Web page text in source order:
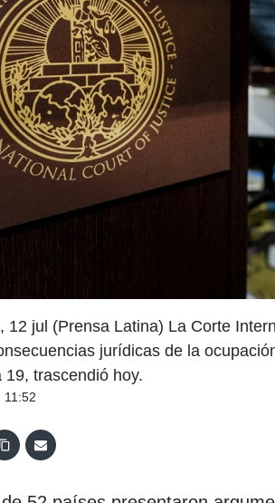
12 jul (Prensa Latina) La Corte
jurídicas de la
19, trascendió hoy.
11:52